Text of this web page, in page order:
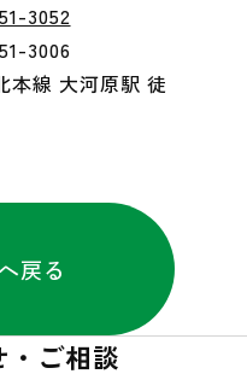
3052
3006
本線 大河原駅 徒
戻る
ご相談